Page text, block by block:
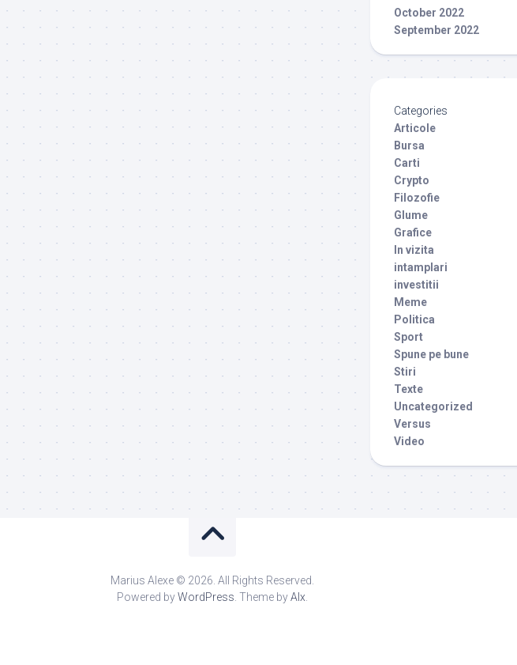
October 2022
September 2022
Categories
Articole
Bursa
Carti
Crypto
Filozofie
Glume
Grafice
In vizita
intamplari
investitii
Meme
Politica
Sport
Spune pe bune
Stiri
Texte
Uncategorized
Versus
Video
Marius Alexe © 2026. All Rights Reserved.
Powered byWordPress . Theme byAlx